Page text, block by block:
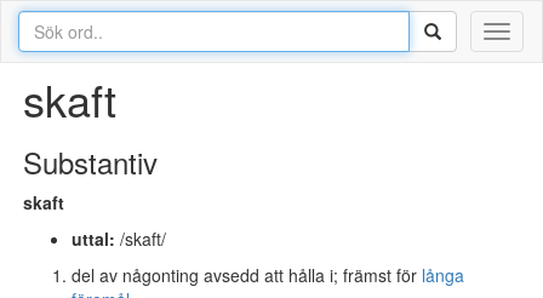
skaft
Substantiv
skaft
uttal: /skaft/
del av någonting avsedd att hålla i; främst för långa